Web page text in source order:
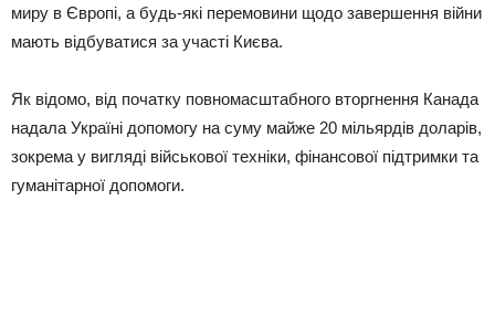
миру в Європі, а будь-які перемовини щодо завершення війни
мають відбуватися за участі Києва.
Як відомо, від початку повномасштабного вторгнення Канада
надала Україні допомогу на суму майже 20 мільярдів доларів,
зокрема у вигляді військової техніки, фінансової підтримки та
гуманітарної допомоги.